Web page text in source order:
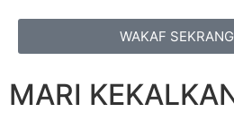
WAKAF SEKRANG
MARI